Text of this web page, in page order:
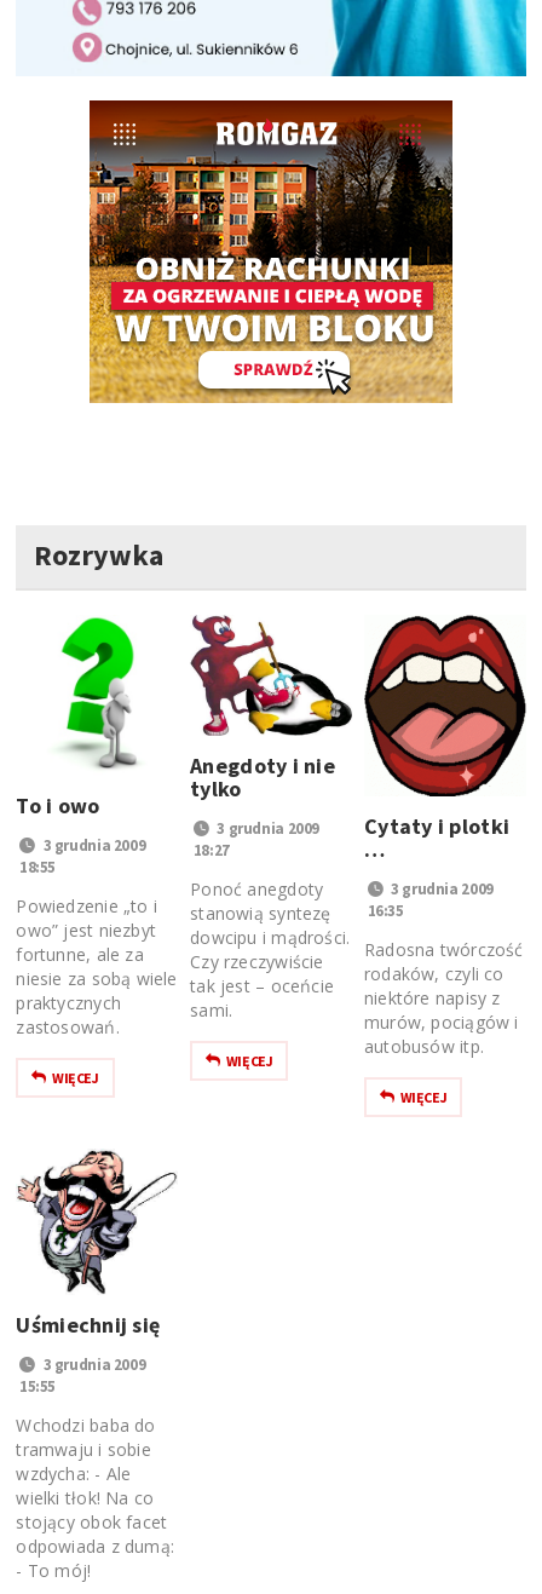
Rozrywka
To i owo
3 grudnia 2009
18:55
Powiedzenie „to i
owo” jest niezbyt
fortunne, ale za
niesie za sobą wiele
praktycznych
zastosowań.
WIĘCEJ
Anegdoty i nie
tylko
3 grudnia 2009
18:27
Ponoć anegdoty
stanowią syntezę
dowcipu i mądrości.
Czy rzeczywiście
tak jest – oceńcie
sami.
WIĘCEJ
Cytaty i plotki
…
3 grudnia 2009
16:35
Radosna twórczość
rodaków, czyli co
niektóre napisy z
murów, pociągów i
autobusów itp.
WIĘCEJ
Uśmiechnij się
3 grudnia 2009
15:55
Wchodzi baba do
tramwaju i sobie
wzdycha: - Ale
wielki tłok! Na co
stojący obok facet
odpowiada z dumą:
- To mój!